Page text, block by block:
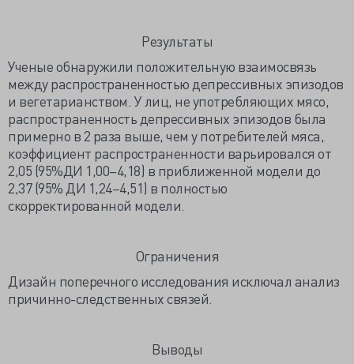
Результаты
Ученые обнаружили положительную взаимосвязь
между распространенностью депрессивных эпизодов
и вегетарианством. У лиц, не употребляющих мясо,
распространенность депрессивных эпизодов была
примерно в 2 раза выше, чем у потребителей мяса,
коэффициент распространенности варьировался от
2,05 (95%ДИ 1,00–4,18) в приближенной модели до
2,37 (95% ДИ 1,24–4,51) в полностью
скорректированной модели.
Ограничения
Дизайн поперечного исследования исключал анализ
причинно-следственных связей.
Выводы